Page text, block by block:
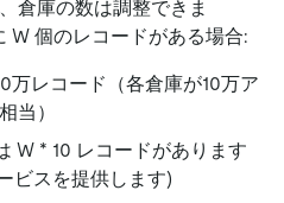
倉庫の数は調整できま
W 個のレコードがある場合:
万レコード（各倉庫が10万ア
当）
W * 10 レコードがあります
ビスを提供します)